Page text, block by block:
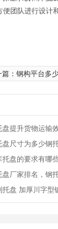
团队进行设计
： 钢构平台多
盘提升货物运输
盘尺寸为多少钢
托盘的要求有哪
盘厂家排名，钢
托盘 加厚川字型